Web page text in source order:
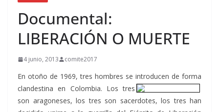
Documental:
LIBERACIÓN O MUERTE
4 junio, 2013 comite2017
En otoño de 1969, tres hombres se introducen de forma
clandestina en Colombia. Los tres
son aragoneses, los tres son sacerdotes, los tres han